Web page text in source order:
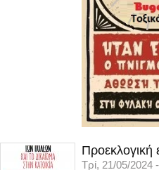
Τρί, 21/05/2024